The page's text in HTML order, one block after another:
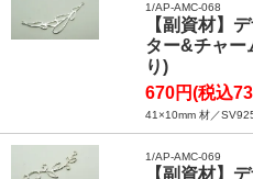
1/AP-AMC-068
【副資材】
ター&チャー
り)
670円(税込
41×10mm 材／
1/AP-AMC-069
【副資材】